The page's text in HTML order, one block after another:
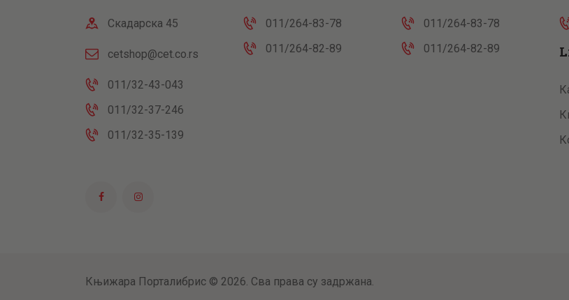
Скадарска 45
cetshop@cet.co.rs
011/32-43-043
011/32-37-246
011/32-35-139
011/264-83-78
011/264-82-89
011/264-83-78
011/264-82-89
Књижара Порталибрис © 2026. Сва права су задржана.